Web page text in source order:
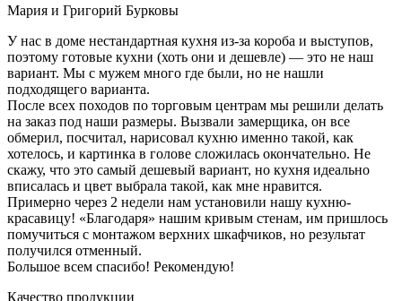
Мария и Григорий Бурковы
У нас в доме нестандартная кухня из-за короба и выступов,
поэтому готовые кухни (хоть они и дешевле) — это не наш
вариант. Мы с мужем много где были, но не нашли
подходящего варианта.
После всех походов по торговым центрам мы решили делать
на заказ под наши размеры. Вызвали замерщика, он все
обмерил, посчитал, нарисовал кухню именно такой, как
хотелось, и картинка в голове сложилась окончательно. Не
скажу, что это самый дешевый вариант, но кухня идеально
вписалась и цвет выбрала такой, как мне нравится.
Примерно через 2 недели нам установили нашу кухню-
красавицу! «Благодаря» нашим кривым стенам, им пришлось
помучиться с монтажом верхних шкафчиков, но результат
получился отменный.
Большое всем спасибо! Рекомендую!
Качество продукции